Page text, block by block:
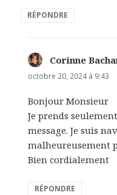
RÉPONDRE
Corinne
octobre 20, 2024 à 9:43
Bonjour Monsieur
Je prends
message. Je suis
malheureusement
Bien cordialement
RÉPONDRE